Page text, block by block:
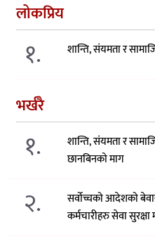
लोकप्रिय
१. शान्ति, संयमता र
भर्खरै
१.
शान्ति, संयमता र
छानबिनको माग
२.
सर्वोच्चको आदेशको
कर्मचारीहरु सेवा